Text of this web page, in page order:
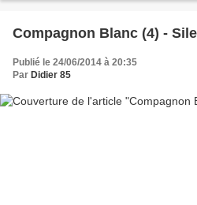
Compagnon Blanc (4) -
Publié le 24/06/2014 à 20:35
Par Didier 85